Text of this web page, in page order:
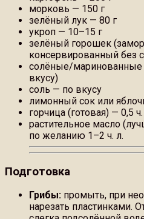
морковь — 150 г
зелёный лук — 80 г
укроп — 10–15 г
зелёный горошек
консервированный без
солёные/
вкусу)
соль — по вкусу
лимонный сок или
горчица (готовая) — 0,5 ч.
растительное масло
по желанию 1–2 ч. л.
Подготовка
Грибы: промыть, при
нарезать пластинками.